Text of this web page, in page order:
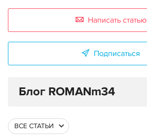
Написать статью
Подписаться
Блог ROMANm34
ВСЕ СТАТЬИ